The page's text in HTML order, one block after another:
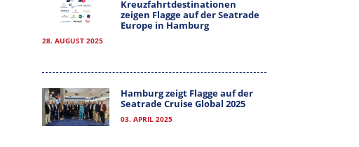
Kreuzfahrtdestinationen
zeigen Flagge auf der Seatrade
Europe in Hamburg
28. AUGUST 2025
Hamburg zeigt Flagge auf der
Seatrade Cruise Global 2025
03. APRIL 2025